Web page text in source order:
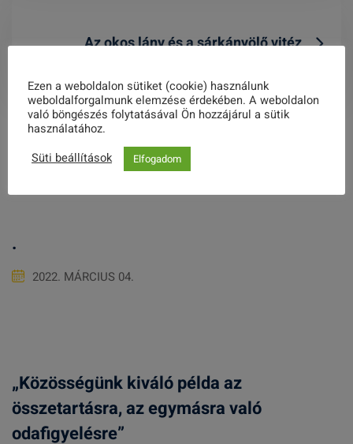
Az okos lány és a sárkányölő vitéz
Related Posts
.
2022. MÁRCIUS 04.
„Közösségünk kiváló példa az
összetartásra, az egymásra való
odafigyelésre”
Ezen a weboldalon sütiket (cookie) használunk
weboldalforgalmunk elemzése érdekében. A weboldalon
való böngészés folytatásával Ön hozzájárul a sütik
használatához.
Süti beállítások
Elfogadom